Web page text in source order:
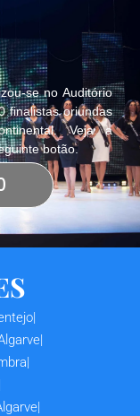
se no Auditório
finalistas oriundas
Veja a
botão.